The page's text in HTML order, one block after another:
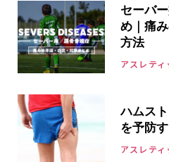
セーバ
め｜痛
方法
アスレテ
ハムス
を予防
アスレテ